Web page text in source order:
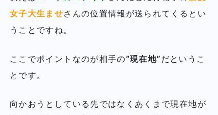
女子大生ませさんの位置情報が送られてくるとい
うことですね。
ここでポイントなのが相手の”現在地”だというこ
とです。
向かおうとしている先ではなくあくまで現在地が